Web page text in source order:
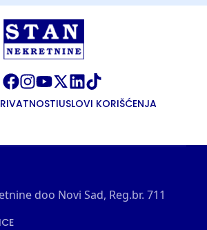
USLOVI KORIŠĆENJA
doo Novi Sad, Reg.br. 711